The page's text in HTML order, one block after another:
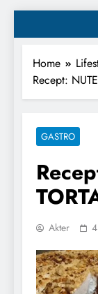
Home
Recept:
GASTRO
Akter